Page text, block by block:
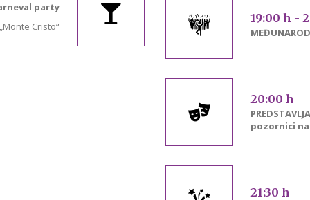
party
Cristo“
19:00 h -
20:00 h
pozornici
21:30 h